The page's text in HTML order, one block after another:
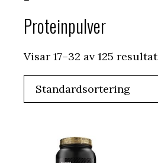
Proteinpulver
Visar 17–32 av 125 resultat